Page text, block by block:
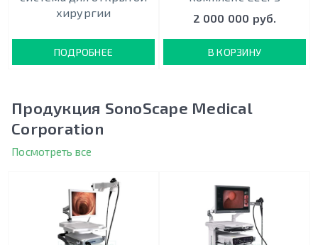
хирургии
ПОДРОБНЕЕ
2 000 000 руб.
В КОРЗИНУ
Продукция SonoScape Medical
Corporation
Посмотреть все